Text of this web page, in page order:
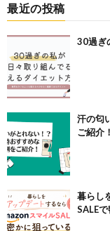
最近の投稿
30過ぎ
汗の匂
ご紹介！
暮らし
SALE